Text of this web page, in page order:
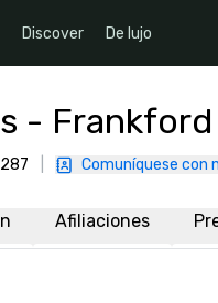
Discover De lujo
- Frankford
Comuníquese con
Afiliaciones